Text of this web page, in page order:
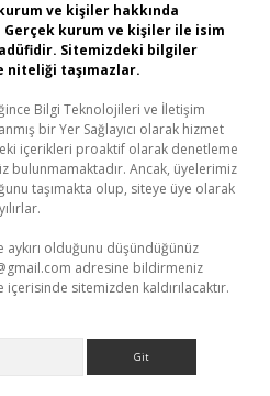
ve kişiler hakkında
Gerçek kurum ve kişiler ile isim
Sitemizdeki bilgiler
niteliği taşımazlar.
Bilgi Teknolojileri ve İletişim
bir Yer Sağlayıcı olarak hizmet
içerikleri proaktif olarak denetleme
bulunmamaktadır. Ancak, üyelerimiz
taşımakta olup, siteye üye olarak
olduğunu düşündüğünüz
adresine bildirmeniz
sitemizden kaldırılacaktır.